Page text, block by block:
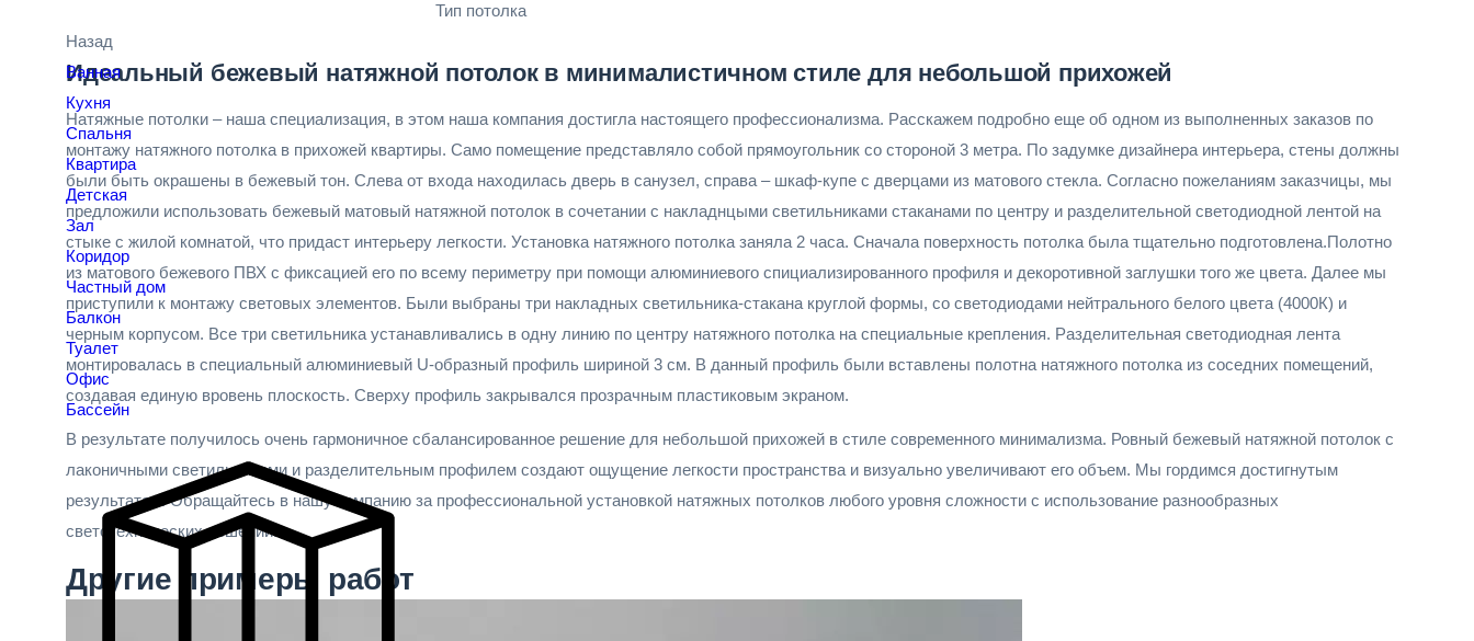
Тип потолка
Назад
Ванная
Кухня
Спальня
Квартира
Детская
Зал
Коридор
Частный дом
Балкон
Туалет
Офис
Бассейн
Идеальный бежевый натяжной потолок в минималистичном стиле для небольшой прихожей
Натяжные потолки – наша специализация, в этом наша компания достигла настоящего профессионализма. Расскажем подробно еще об одном из выполненных заказов по
монтажу натяжного потолка в прихожей квартиры. Само помещение представляло собой прямоугольник со стороной 3 метра. По задумке дизайнера интерьера, стены должны
были быть окрашены в бежевый тон. Слева от входа находилась дверь в санузел, справа – шкаф-купе с дверцами из матового стекла. Согласно пожеланиям заказчицы, мы
предложили использовать бежевый матовый натяжной потолок в сочетании с накладнцыми светильниками стаканами по центру и разделительной светодиодной лентой на
стыке с жилой комнатой, что придаст интерьеру легкости. Установка натяжного потолка заняла 2 часа. Сначала поверхность потолка была тщательно подготовлена.Полотно
из матового бежевого ПВХ с фиксацией его по всему периметру при помощи алюминиевого спициализированного профиля и декоротивной заглушки того же цвета. Далее мы
приступили к монтажу световых элементов. Были выбраны три накладных светильника-стакана круглой формы, со светодиодами нейтрального белого цвета (4000К) и
черным корпусом. Все три светильника устанавливались в одну линию по центру натяжного потолка на специальные крепления. Разделительная светодиодная лента
монтировалась в специальный алюминиевый U-образный профиль шириной 3 см. В данный профиль были вставлены полотна натяжного потолка из соседних помещений,
создавая единую вровень плоскость. Сверху профиль закрывался прозрачным пластиковым экраном.
В результате получилось очень гармоничное сбалансированное решение для небольшой прихожей в стиле современного минимализма. Ровный бежевый натяжной потолок с
лаконичными светильниками и разделительным профилем создают ощущение легкости пространства и визуально увеличивают его объем. Мы гордимся достигнутым
результатом! Обращайтесь в нашу компанию за профессиональной установкой натяжных потолков любого уровня сложности с использование разнообразных
светотехнических решений!
Другие примеры работ